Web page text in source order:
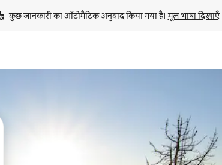
कुछ जानकारी का ऑटोमैटिक अनुवाद किया गया है। मूल भाषा दिखाएँ